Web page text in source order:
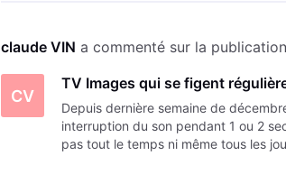
claude VIN a commenté sur la
CV
TV Images qui se figent
Depuis dernière semaine de
interruption du son pendant 1 ou 2
pas tout le temps ni même tous les